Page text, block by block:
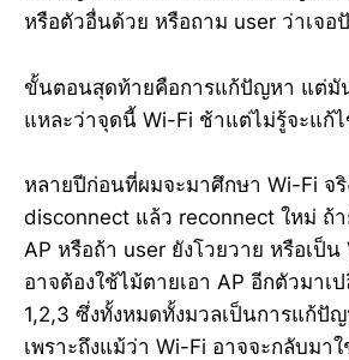
หรือตัวอื่นด้วย หรือถาม user ว่าเจอ
ขั้นตอนสุดท้ายคือการแก้ปัญหา แต่มั
แหละว่าจุดนี้ Wi-Fi ช้าแต่ไม่รู้จะแก้ไ
หลายปีก่อนที่ผมจะมาศึกษา Wi-Fi จริ
disconnect แล้ว reconnect ใหม่ ถ้
AP หรือถ้า user ยังโวยวาย หรือเป็น
อาจต้องใช้ไม้ตายเอา AP อีกตัวมาเ
1,2,3 ซึ่งทั้งหมดทั้งมวลเป็นการแก้ปั
เพราะถึงแม้ว่า Wi-Fi อาจจะกลับมา